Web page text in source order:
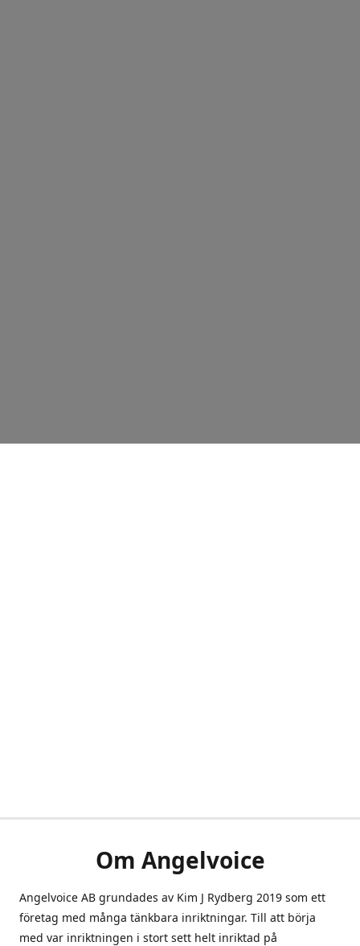
Om Angelvoice
Angelvoice AB grundades av Kim J Rydberg 2019 som ett
företag med många tänkbara inriktningar. Till att börja
med var inriktningen i stort sett helt inriktad på